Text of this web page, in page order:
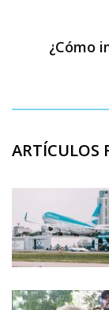
¿Cómo
ARTÍCULOS